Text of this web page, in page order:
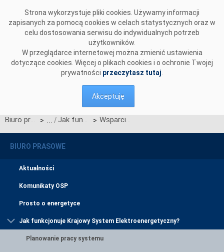
Strona wykorzystuje pliki cookies. Używamy informacji
zapisanych za pomocą cookies w celach statystycznych oraz w
celu dostosowania serwisu do indywidualnych potrzeb
użytkowników.
W przeglądarce internetowej można zmienić ustawienia
dotyczące cookies. Więcej o plikach cookies i o ochronie Twojej
prywatności przeczytasz tutaj
Akceptuję
Biuro prasowe > Jak funkcjonuje Krajowy System Elektroenergetyczny? > Wsparcie bilansowania systemu
BIURO PRASOWE
Aktualności
Komunikaty OSP
Prosto o energetyce
Jak funkcjonuje Krajowy System Elektroenergetyczny?
Planowanie pracy systemu